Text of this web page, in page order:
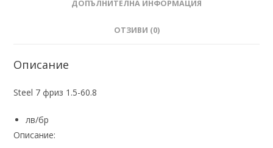
ДОПЪЛНИТЕЛНА ИНФОРМАЦИЯ
ОТЗИВИ (0)
Описание
Steel 7 фриз 1.5-60.8
лв/бр
Описание: